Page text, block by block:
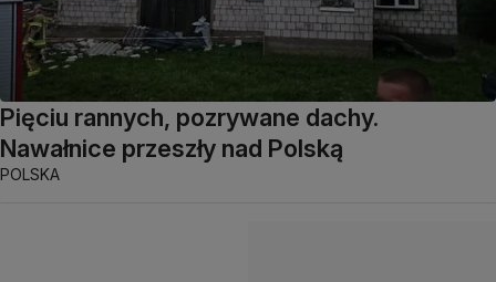
Pięciu rannych, pozrywane dachy.
Nawałnice przeszły nad Polską
POLSKA